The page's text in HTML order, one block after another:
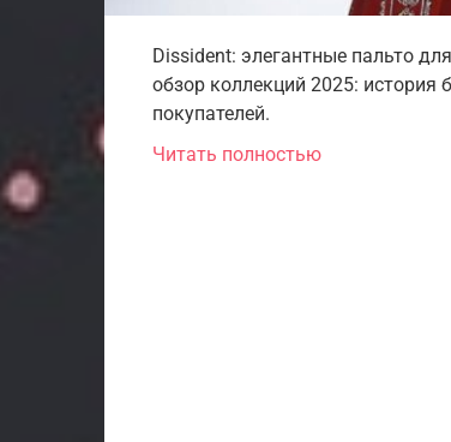
Dissident: элегантные пальто
обзор коллекций 2025: история
покупателей.
Читать полностью